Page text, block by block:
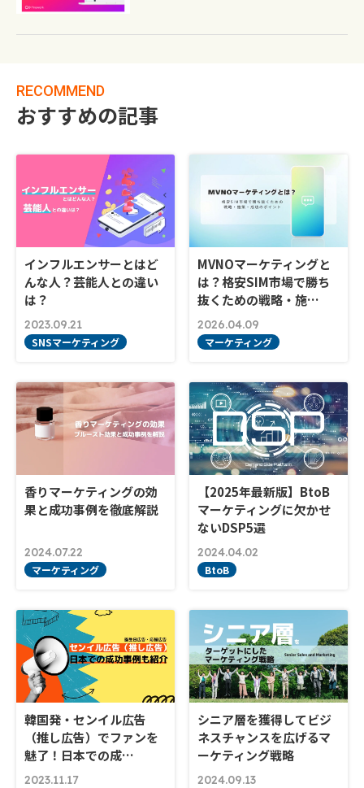
RECOMMEND
おすすめの記事
インフルエンサーとはど
んな人？芸能人との違い
は？
2023.09.21
SNSマーケティング
MVNOマーケティングと
は？格安SIM市場で勝ち
抜くための戦略・施…
2026.04.09
マーケティング
香りマーケティングの効
果と成功事例を徹底解説
2024.07.22
マーケティング
【2025年最新版】BtoB
マーケティングに欠かせ
ないDSP5選
2024.04.02
BtoB
韓国発・センイル広告
（推し広告）でファンを
魅了！日本での成…
2023.11.17
シニア層を獲得してビジ
ネスチャンスを広げるマ
ーケティング戦略
2024.09.13